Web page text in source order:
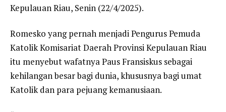
Kepulauan Riau, Senin (22/4/2025).
Romesko yang pernah menjadi Pengurus Pemuda
Katolik Komisariat Daerah Provinsi Kepulauan Riau
itu menyebut wafatnya Paus Fransiskus sebagai
kehilangan besar bagi dunia, khususnya bagi umat
Katolik dan para pejuang kemanusiaan.